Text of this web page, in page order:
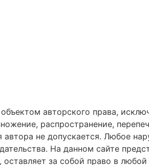
авторского права,
распространение,
не допускается. Любое
На данном сайте
за собой право в